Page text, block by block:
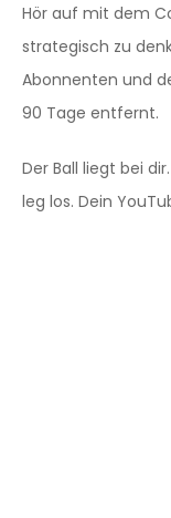
Hör auf mit dem
strategisch zu
Abonnenten und
90 Tage entfernt.
Der Ball liegt bei
leg los. Dein